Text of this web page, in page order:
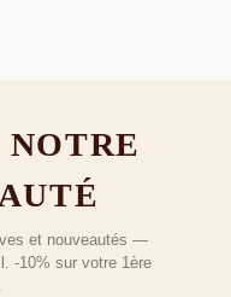
et nouveautés —
-10% sur votre 1ère